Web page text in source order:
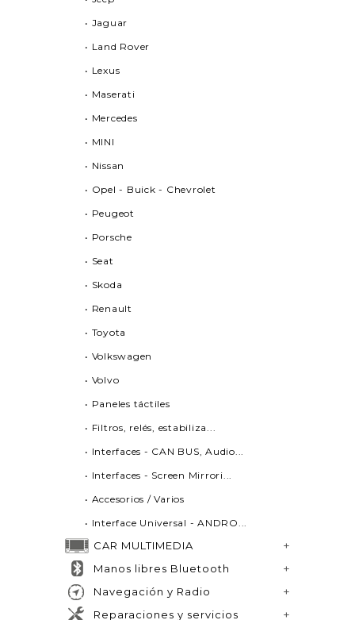
• Jaguar
• Land Rover
• Lexus
• Maserati
• Mercedes
• MINI
• Nissan
• Opel - Buick - Chevrolet
• Peugeot
• Porsche
• Seat
• Skoda
• Renault
• Toyota
• Volkswagen
• Volvo
• Paneles táctiles
• Filtros, relés, estabiliza...
• Interfaces - CAN BUS, Audio...
• Interfaces - Screen Mirrori...
• Accesorios / Varios
• Interface Universal - ANDRO...
CAR MULTIMEDIA
Manos libres Bluetooth
Navegación y Radio
Reparaciones y servicios